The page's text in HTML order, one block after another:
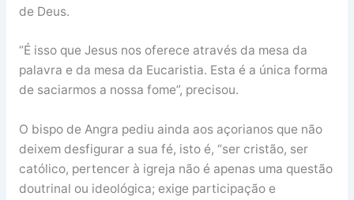
de Deus.
“É isso que Jesus nos oferece através da mesa da
palavra e da mesa da Eucaristia. Esta é a única forma
de saciarmos a nossa fome”, precisou.
O bispo de Angra pediu ainda aos açorianos que não
deixem desfigurar a sua fé, isto é, “ser cristão, ser
católico, pertencer à igreja não é apenas uma questão
doutrinal ou ideológica; exige participação e